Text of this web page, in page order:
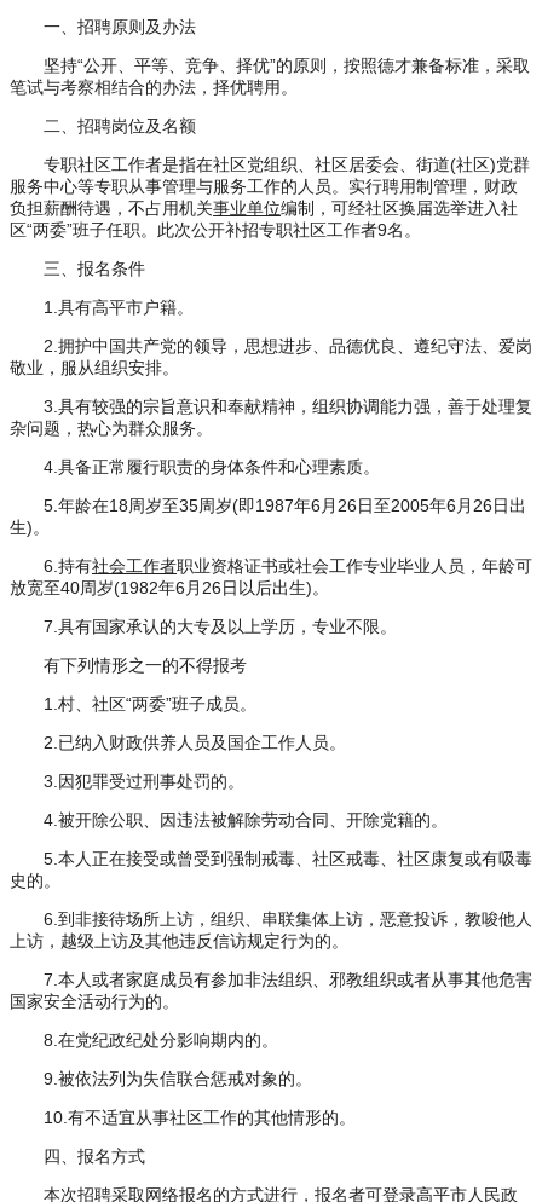
一、招聘原则及办法
坚持“公开、平等、竞争、择优”的原则，按照德才兼备标准，采取
笔试与考察相结合的办法，择优聘用。
二、招聘岗位及名额
专职社区工作者是指在社区党组织、社区居委会、街道(社区)党群
服务中心等专职从事管理与服务工作的人员。实行聘用制管理，财政
负担薪酬待遇，不占用机关事业单位编制，可经社区换届选举进入社
区“两委”班子任职。此次公开补招专职社区工作者9名。
三、报名条件
1.具有高平市户籍。
2.拥护中国共产党的领导，思想进步、品德优良、遵纪守法、爱岗
敬业，服从组织安排。
3.具有较强的宗旨意识和奉献精神，组织协调能力强，善于处理复
杂问题，热心为群众服务。
4.具备正常履行职责的身体条件和心理素质。
5.年龄在18周岁至35周岁(即1987年6月26日至2005年6月26日出
生)。
6.持有社会工作者职业资格证书或社会工作专业毕业人员，年龄可
放宽至40周岁(1982年6月26日以后出生)。
7.具有国家承认的大专及以上学历，专业不限。
有下列情形之一的不得报考
1.村、社区“两委”班子成员。
2.已纳入财政供养人员及国企工作人员。
3.因犯罪受过刑事处罚的。
4.被开除公职、因违法被解除劳动合同、开除党籍的。
5.本人正在接受或曾受到强制戒毒、社区戒毒、社区康复或有吸毒
史的。
6.到非接待场所上访，组织、串联集体上访，恶意投诉，教唆他人
上访，越级上访及其他违反信访规定行为的。
7.本人或者家庭成员有参加非法组织、邪教组织或者从事其他危害
国家安全活动行为的。
8.在党纪政纪处分影响期内的。
9.被依法列为失信联合惩戒对象的。
10.有不适宜从事社区工作的其他情形的。
四、报名方式
本次招聘采取网络报名的方式进行，报名者可登录高平市人民政